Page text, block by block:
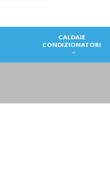
CALDAIE
CONDIZIONATORI